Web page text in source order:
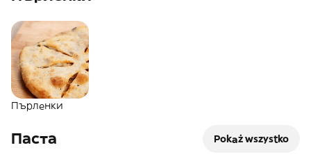
Пърленки
Паста Pokaż wszystko